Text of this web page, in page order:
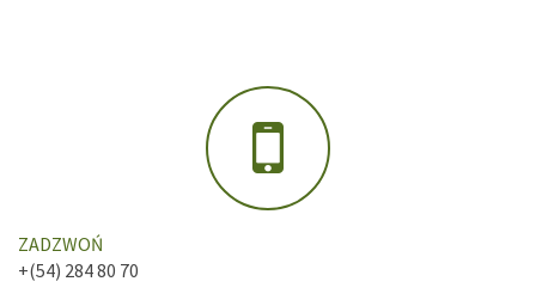
ZADZWOŃ
+(54) 284 80 70